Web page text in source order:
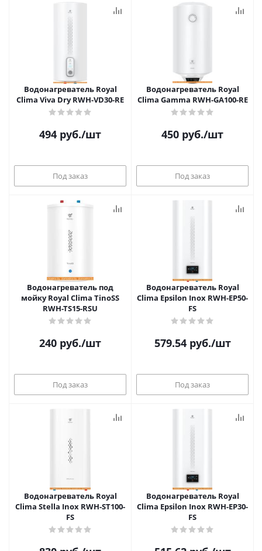
Водонагреватель Royal
Clima Viva Dry RWH-VD30-RE
494 руб./шт
Под заказ
Водонагреватель Royal
Clima Gamma RWH-GA100-RE
450 руб./шт
Под заказ
Водонагреватель под
мойку Royal Clima TinoSS
RWH-TS15-RSU
240 руб./шт
Под заказ
Водонагреватель Royal
Clima Epsilon Inox RWH-EP50-
FS
579.54руб./шт
Под заказ
Водонагреватель Royal
Clima Stella Inox RWH-ST100-
FS
Водонагреватель Royal
Clima Epsilon Inox RWH-EP30-
FS